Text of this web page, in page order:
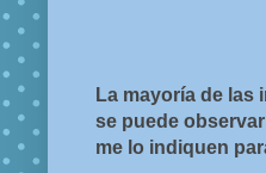
La mayoría de las
se puede
me lo indiquen